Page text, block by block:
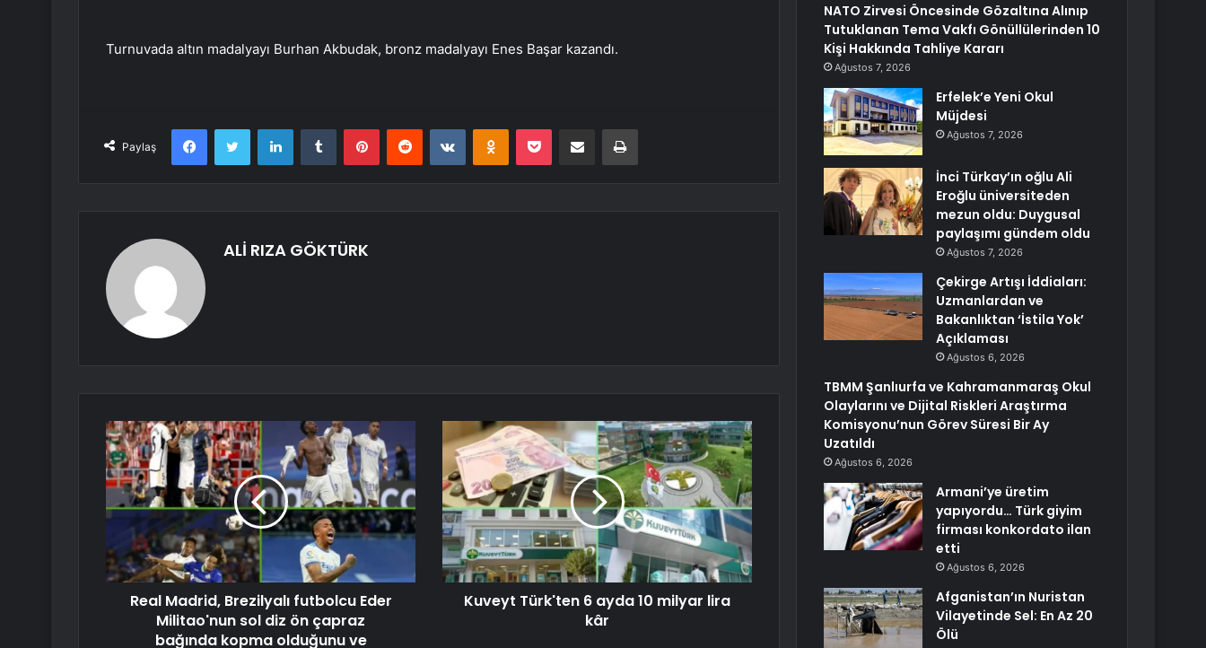
Turnuvada altın madalyayı Burhan Akbudak, bronz madalyayı Enes Başar kazandı.
Paylaş
FacebookTwitter LinkedInTumblr PinterestReddit VKontakteOdnoklassniki
Pocket E-Posta ile paylaş Yazdır
ALİ RIZA GÖKTÜRK
Real Madrid, Brezilyalı futbolcu Eder
Militao'nun sol diz ön çapraz
bağında kopma olduğunu ve
Kuveyt Türk'ten 6 ayda 10 milyar lira
kâr
NATO Zirvesi Öncesinde Gözaltına Alınıp
Tutuklanan Tema Vakfı Gönüllülerinden 10
Kişi Hakkında Tahliye Kararı
Ağustos 7, 2026
Erfelek’e Yeni Okul
Müjdesi
Ağustos 7, 2026
İnci Türkay’ın oğlu Ali
Eroğlu üniversiteden
mezun oldu: Duygusal
paylaşımı gündem oldu
Ağustos 7, 2026
Çekirge Artışı İddiaları:
Uzmanlardan ve
Bakanlıktan ‘İstila Yok’
Açıklaması
Ağustos 6, 2026
TBMM Şanlıurfa ve Kahramanmaraş Okul
Olaylarını ve Dijital Riskleri Araştırma
Komisyonu’nun Görev Süresi Bir Ay
Uzatıldı
Ağustos 6, 2026
Armani’ye üretim
yapıyordu… Türk giyim
firması konkordato ilan
etti
Ağustos 6, 2026
Afganistan’ın Nuristan
Vilayetinde Sel: En Az 20
Ölü